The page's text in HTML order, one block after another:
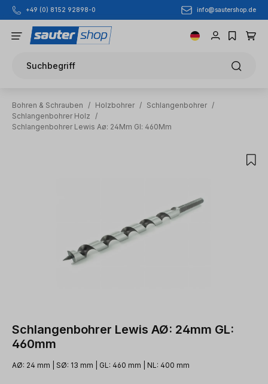
Zum Hauptinhalt springen
+49 (0) 8152 92898-0 info@sautershop.de
Suchbegriff
Bohren & Schrauben / Holzbohrer / Schlangenbohrer /
Schlangenbohrer Holz
/
Schlangenbohrer Lewis Aø: 24Mm Gl: 460Mm
Schlangenbohrer Lewis AØ: 24mm GL:
460mm
AØ: 24 mm | SØ: 13 mm | GL: 460 mm | NL: 400 mm